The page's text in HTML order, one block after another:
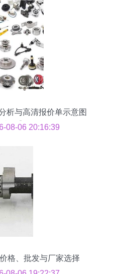
析与高清报价单示意图
必备】
08-06 20:16:39
格、批发与厂家选择